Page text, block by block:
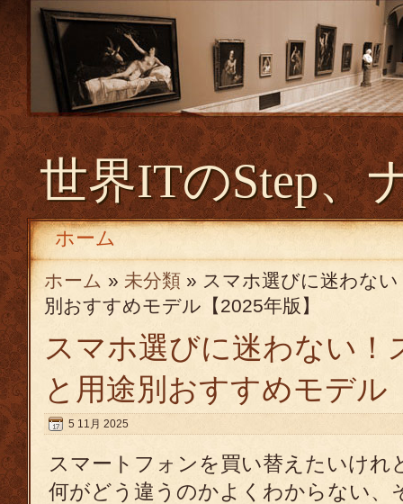
世界ITのStep、
ホーム
ホーム » 未分類 » スマホ選びに迷わな
別おすすめモデル【2025年版】
スマホ選びに迷わない！
と用途別おすすめモデル
5 11月 2025
スマートフォンを買い替えたいけれ
何がどう違うのかよくわからない、